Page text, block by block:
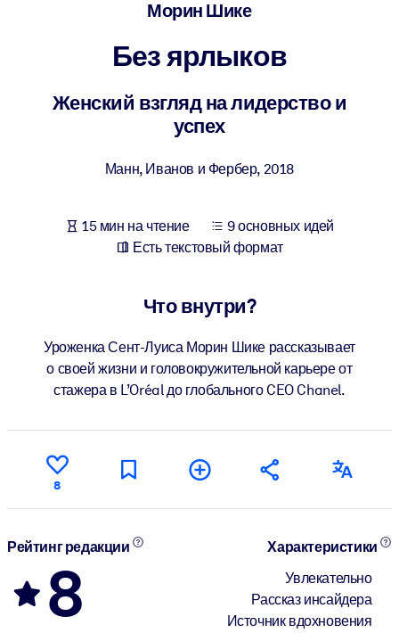
ПО СИСТЕМАМ
Интегрируйте краткие проверенные знания в вашу LMS/LXP для
лучших результатов обучения.
Для корпоративных библиотек
Для ИИ-систем
Морин Шике
Без ярлыков
Женский взгляд на лидерство и
успех
Манн, Иванов и Фербер, 2018
15 мин на чтение
9 основных идей
Есть текстовый формат
Что внутри?
Уроженка Сент-Луиса Морин Шике рассказывает
о своей жизни и головокружительной карьере от
стажера в L’Oréal до глобального CEO Chanel.
8
Рейтинг редакции
8
Характеристики
Увлекательно
Рассказ инсайдера
Источник вдохновения